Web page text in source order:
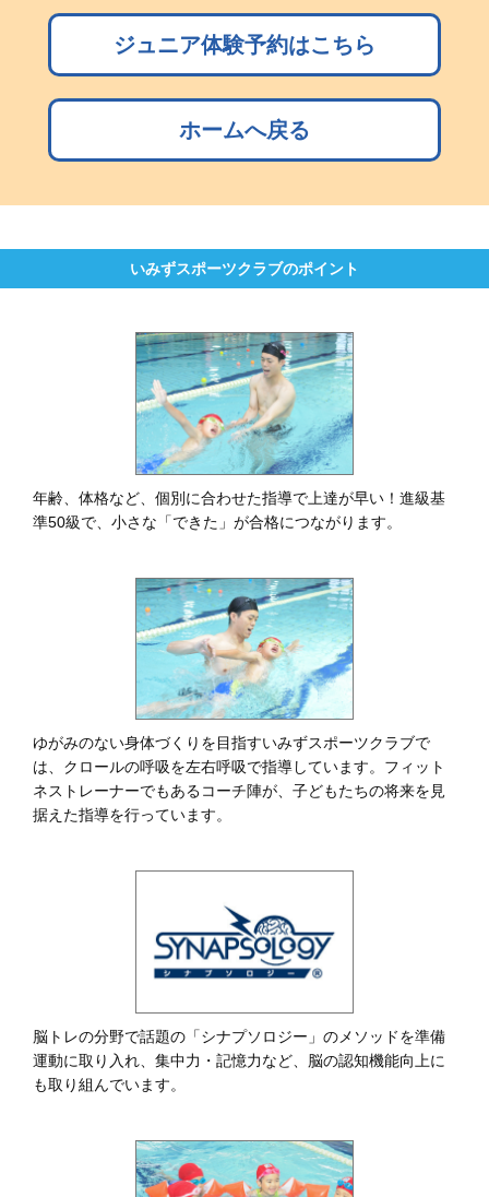
ジュニア体験予約はこちら
ホームへ戻る
いみずスポーツクラブのポイント
年齢、体格など、個別に合わせた指導で上達が早い！進級基
準50級で、小さな「できた」が合格につながります。
ゆがみのない身体づくりを目指すいみずスポーツクラブで
は、クロールの呼吸を左右呼吸で指導しています。フィット
ネストレーナーでもあるコーチ陣が、子どもたちの将来を見
据えた指導を行っています。
脳トレの分野で話題の「シナプソロジー」のメソッドを準備
運動に取り入れ、集中力・記憶力など、脳の認知機能向上に
も取り組んでいます。